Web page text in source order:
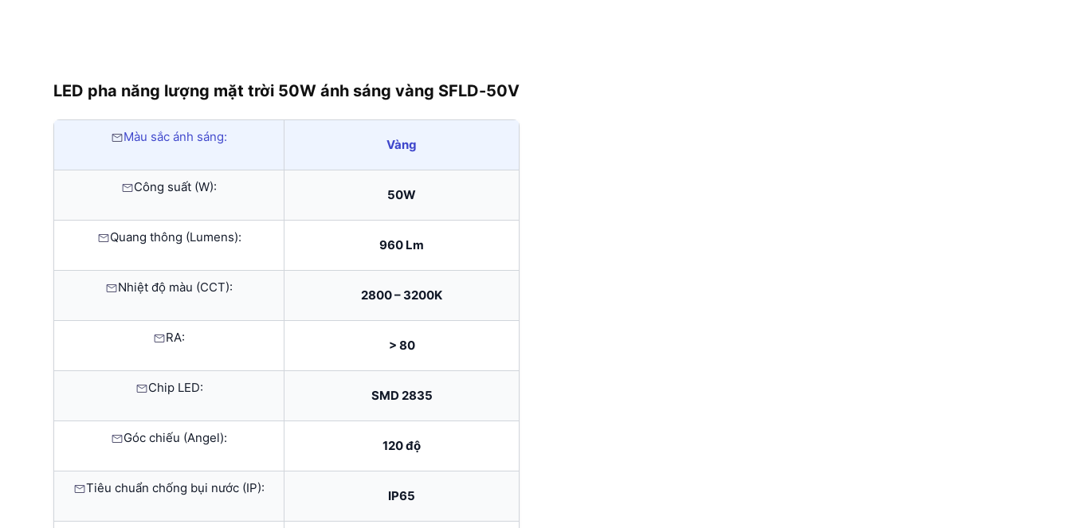
LED pha năng lượng mặt trời 50W ánh sáng vàng SFLD-50V
Màu sắc ánh sáng:
Vàng
Công suất (W):
50W
Quang thông (Lumens):
960 Lm
Nhiệt độ màu (CCT):
2800 – 3200K
RA:
> 80
Chip LED:
SMD 2835
Góc chiếu (Angel):
120 độ
Tiêu chuẩn chống bụi nước (IP):
IP65